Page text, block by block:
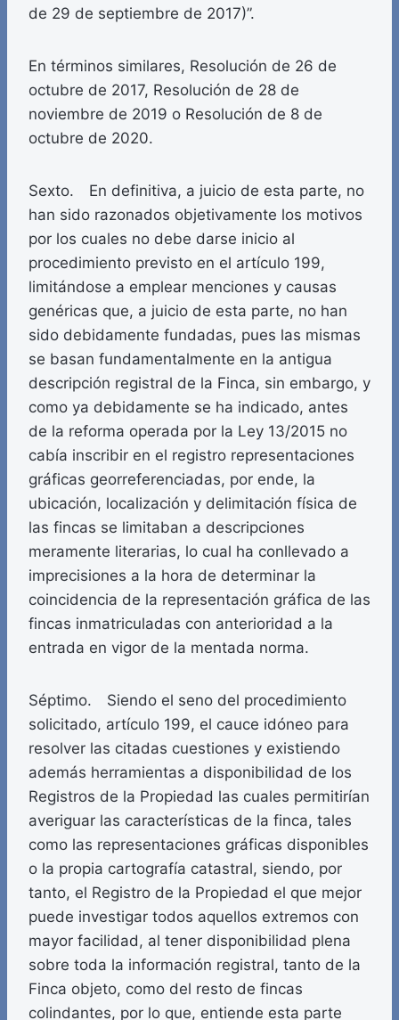
de 29 de septiembre de 2017)”.
En términos similares, Resolución de 26 de
octubre de 2017, Resolución de 28 de
noviembre de 2019 o Resolución de 8 de
octubre de 2020.
Sexto. En definitiva, a juicio de esta parte, no
han sido razonados objetivamente los motivos
por los cuales no debe darse inicio al
procedimiento previsto en el artículo 199,
limitándose a emplear menciones y causas
genéricas que, a juicio de esta parte, no han
sido debidamente fundadas, pues las mismas
se basan fundamentalmente en la antigua
descripción registral de la Finca, sin embargo, y
como ya debidamente se ha indicado, antes
de la reforma operada por la Ley 13/2015 no
cabía inscribir en el registro representaciones
gráficas georreferenciadas, por ende, la
ubicación, localización y delimitación física de
las fincas se limitaban a descripciones
meramente literarias, lo cual ha conllevado a
imprecisiones a la hora de determinar la
coincidencia de la representación gráfica de las
fincas inmatriculadas con anterioridad a la
entrada en vigor de la mentada norma.
Séptimo. Siendo el seno del procedimiento
solicitado, artículo 199, el cauce idóneo para
resolver las citadas cuestiones y existiendo
además herramientas a disponibilidad de los
Registros de la Propiedad las cuales permitirían
averiguar las características de la finca, tales
como las representaciones gráficas disponibles
o la propia cartografía catastral, siendo, por
tanto, el Registro de la Propiedad el que mejor
puede investigar todos aquellos extremos con
mayor facilidad, al tener disponibilidad plena
sobre toda la información registral, tanto de la
Finca objeto, como del resto de fincas
colindantes, por lo que, entiende esta parte